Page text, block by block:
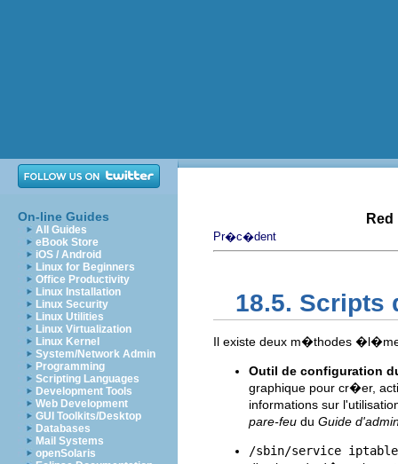
On-line Guides
All Guides
eBook Store
iOS / Android
Linux for Beginners
Office Productivity
Linux Installation
Linux Security
Linux Utilities
Linux Virtualization
Linux Kernel
System/Network Admin
Programming
Scripting Languages
Development Tools
Web Development
GUI Toolkits/Desktop
Databases
Mail Systems
openSolaris
Pr�c�dent
18.5.
Il existe deux m�thodes
Outil de configuration
graphique pour cr�er,
informations sur
pare-feu du Guide
/sbin/service